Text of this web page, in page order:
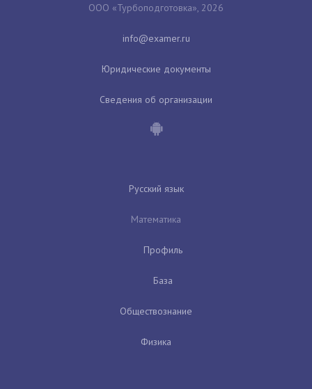
ООО «Турбоподготовка», 2026
Юридические документы
Сведения об организации
Русский язык
Математика
Профиль
База
Обществознание
Физика